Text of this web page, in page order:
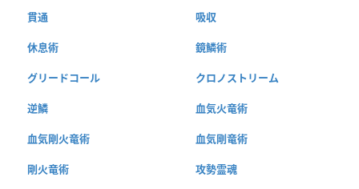
貫通 吸収
休息術 鏡鱗術
グリードコール クロノストリーム
逆鱗 血気火竜術
血気剛火竜術 血気剛竜術
剛火竜術 攻勢霊魂